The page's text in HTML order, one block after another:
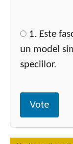
1. Este
un model
speciilor.
Vote